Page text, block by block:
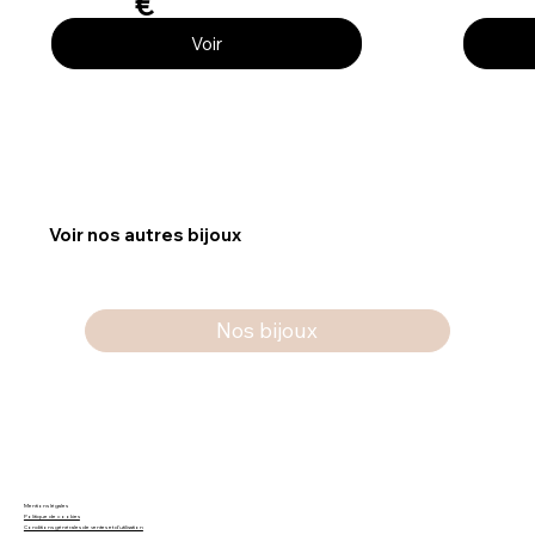
Voir
Voir nos autres bijoux
Nos bijoux
Mentions légales
Politique de cookies
Conditions générales de ventes et d'utilisation